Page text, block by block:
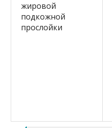
жировой
подкожной
прослойки